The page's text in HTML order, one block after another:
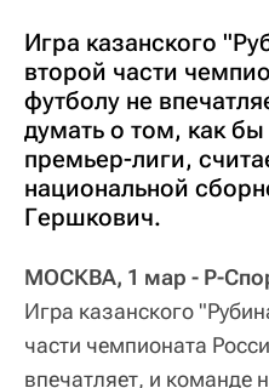
Игра казанского
второй части
футболу не
думать о том, как бы
премьер-лиги,
национальной
Гершкович.
МОСКВА, 1 мар - Р-
Игра казанского
части чемпионата
впечатляет, и команде